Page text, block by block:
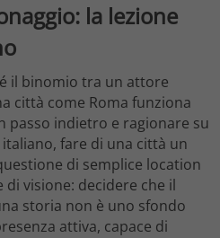
la lezione
il binomio tra un attore
città come Roma funziona
passo indietro e ragionare su
fare di una città un
di semplice location
visione: decidere che il
storia non è uno sfondo
attiva, capace di